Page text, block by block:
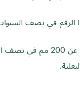
سنوياً ولا يقل عن هذا